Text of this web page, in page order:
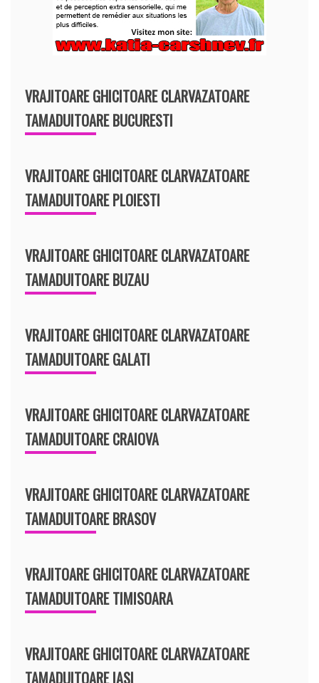
VRAJITOARE GHICITOARE CLARVAZATOARE
TAMADUITOARE BUCURESTI
VRAJITOARE GHICITOARE CLARVAZATOARE
TAMADUITOARE PLOIESTI
VRAJITOARE GHICITOARE CLARVAZATOARE
TAMADUITOARE BUZAU
VRAJITOARE GHICITOARE CLARVAZATOARE
TAMADUITOARE GALATI
VRAJITOARE GHICITOARE CLARVAZATOARE
TAMADUITOARE CRAIOVA
VRAJITOARE GHICITOARE CLARVAZATOARE
TAMADUITOARE BRASOV
VRAJITOARE GHICITOARE CLARVAZATOARE
TAMADUITOARE TIMISOARA
VRAJITOARE GHICITOARE CLARVAZATOARE
TAMADUITOARE IASI